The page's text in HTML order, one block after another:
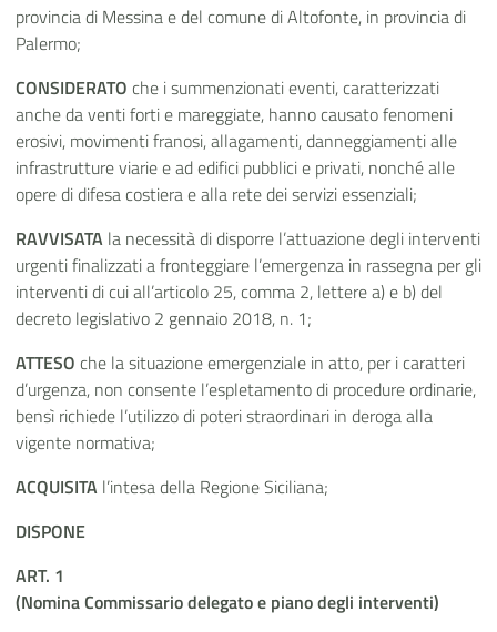
provincia di Messina e del comune di Altofonte, in provincia di
Palermo;
CONSIDERATO che i summenzionati eventi, caratterizzati
anche da venti forti e mareggiate, hanno causato fenomeni
erosivi, movimenti franosi, allagamenti, danneggiamenti alle
infrastrutture viarie e ad edifici pubblici e privati, nonché alle
opere di difesa costiera e alla rete dei servizi essenziali;
RAVVISATA la necessità di disporre l’attuazione degli interventi
urgenti finalizzati a fronteggiare l’emergenza in rassegna per gli
interventi di cui all’articolo 25, comma 2, lettere a) e b) del
decreto legislativo 2 gennaio 2018, n. 1;
ATTESO che la situazione emergenziale in atto, per i caratteri
d’urgenza, non consente l’espletamento di procedure ordinarie,
bensì richiede l’utilizzo di poteri straordinari in deroga alla
vigente normativa;
ACQUISITA l’intesa della Regione Siciliana;
DISPONE
ART. 1
(Nomina Commissario delegato e piano degli interventi)